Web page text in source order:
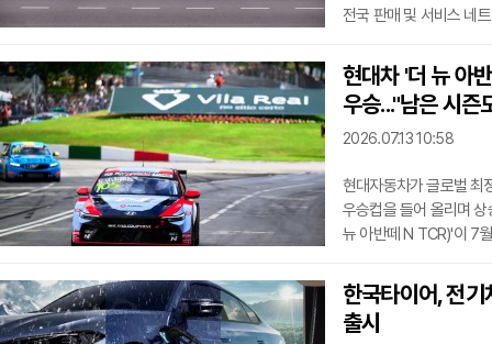
전국 판매 및 서비스 네
철학과 럭셔리 전동화
브랜드 전문 세일즈 컨
등 지커만의 차별화된
인력과 최신 장비를 기
현대차 '더 뉴 아
우승..."남은 시즌
2026.07.13 10:58
현대자동차가 글로벌 최
우승컵을 들어 올리며
뉴 아반떼 N TCR)'이 7
월드투어' 4라운드 우승
레알 인테르나시오나우
좁은 코스 폭과 제한된
한국타이어, 전
출시